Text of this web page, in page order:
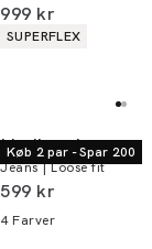
I alt (inkl. rabat)
999 kr
Produkt egenskaber
SUPERFLEX
Køb 2 par - Spar 200
Lindbergh
Jeans | Loose fit
I alt (inkl. rabat)
599 kr
4 Farver